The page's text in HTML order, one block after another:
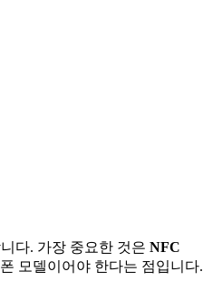
다. 가장 중요한 것은 NFC
모델이어야 한다는 점입니다.